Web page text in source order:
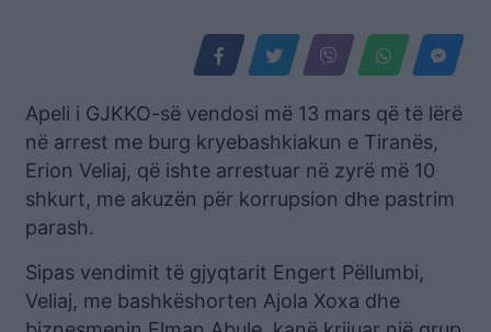
Apeli i GJKKO-së vendosi më 13 mars që të lërë
në arrest me burg kryebashkiakun e Tiranës,
Erion Veliaj, që ishte arrestuar në zyrë më 10
shkurt, me akuzën për korrupsion dhe pastrim
parash.
Sipas vendimit të gjyqtarit Engert Pëllumbi,
Veliaj, me bashkëshorten Ajola Xoxa dhe